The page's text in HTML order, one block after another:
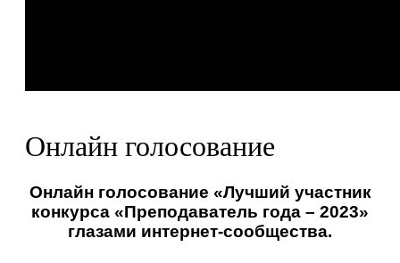
Онлайн голосование
Онлайн голосование «Лучший участник
конкурса «Преподаватель года – 2023»
глазами интернет-сообщества.